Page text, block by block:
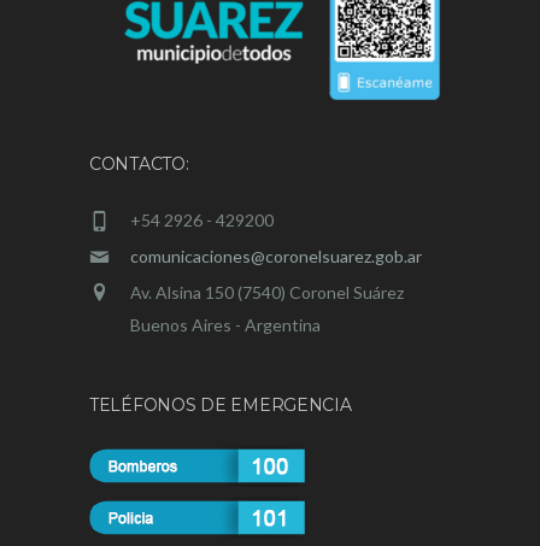
CONTACTO:
+54 2926 - 429200
comunicaciones@coronelsuarez.gob.ar
Av. Alsina 150 (7540) Coronel Suárez
Buenos Aires - Argentina
TELÉFONOS DE EMERGENCIA